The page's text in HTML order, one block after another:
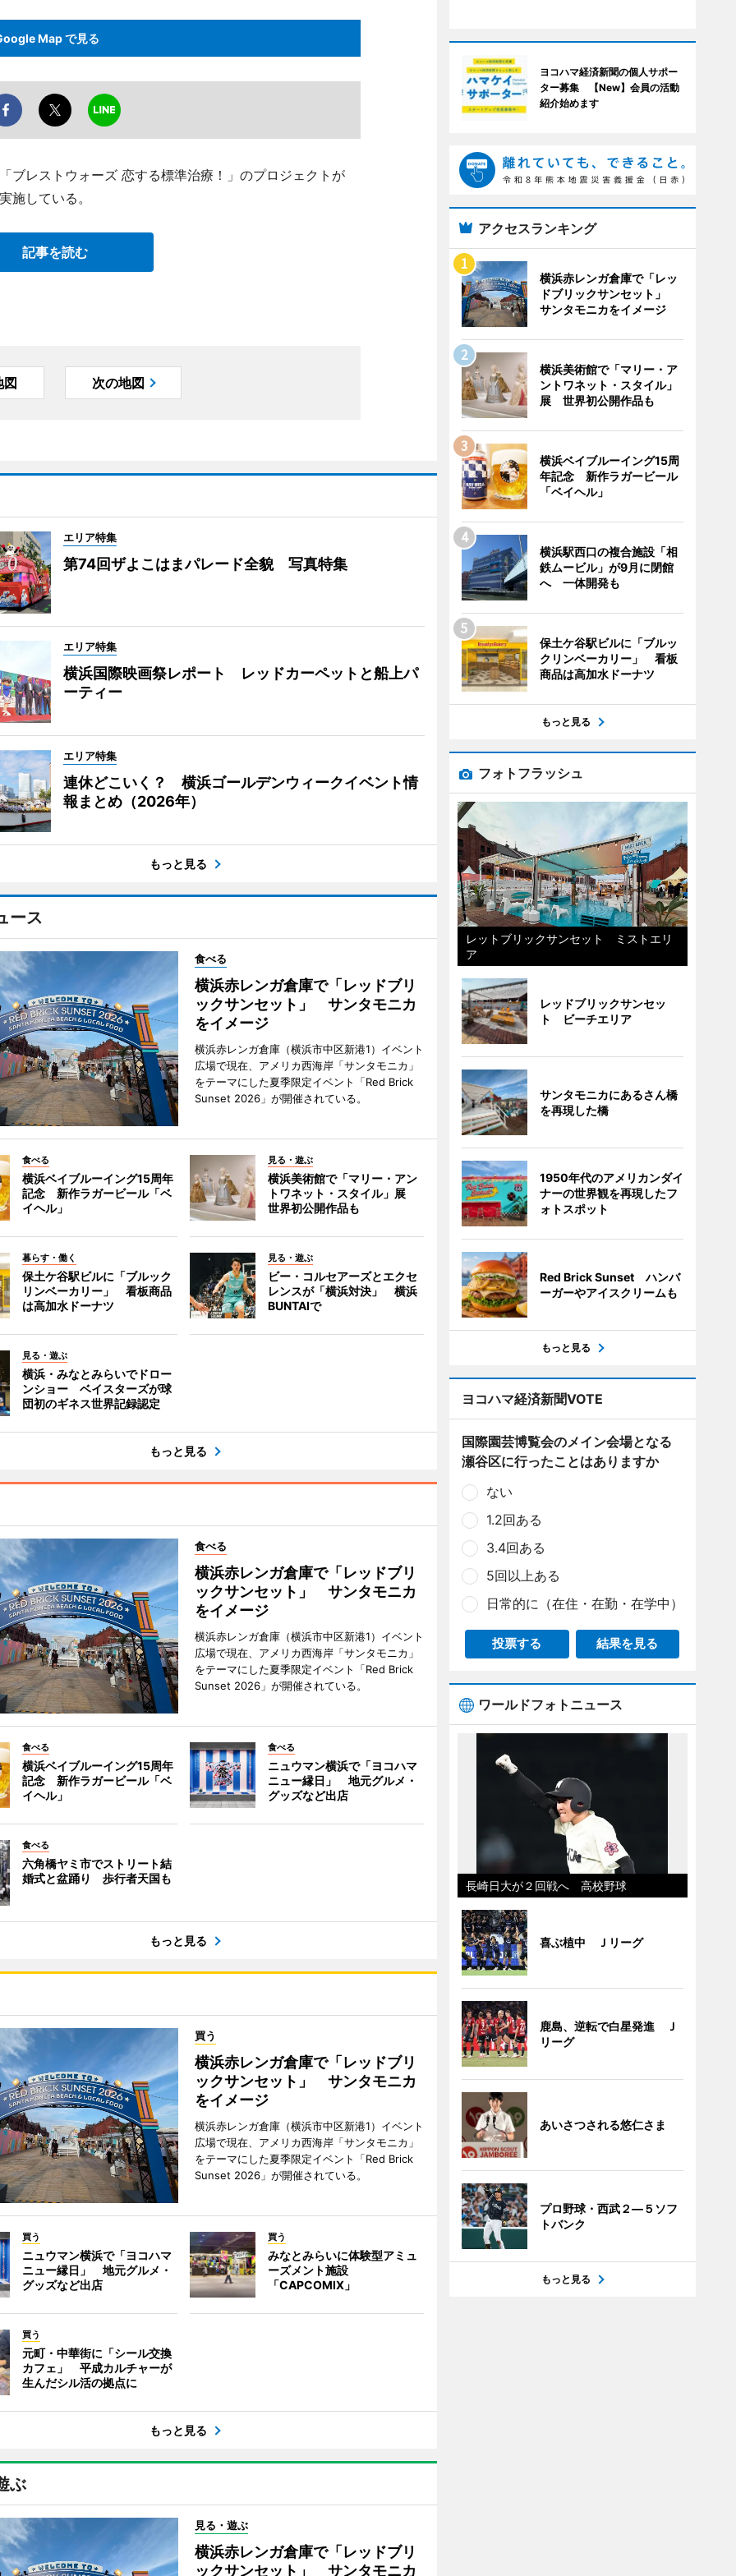
Map で見る
ブレストウォーズ 恋する標準治療！」のプロジェクトが
施している。
記事を読む
図 次の地図
エリア特集
第74回ザよこはまパレード全貌 写真特集
エリア特集
横浜国際映画祭レポート レッドカーペットと船上パ
ーティー
エリア特集
連休どこいく？ 横浜ゴールデンウィークイベント情
報まとめ（2026年）
もっと見る
ース
食べる
横浜赤レンガ倉庫で「レッドブリ
ックサンセット」 サンタモニカ
をイメージ
横浜赤レンガ倉庫（横浜市中区新港1）イベント
広場で現在、アメリカ西海岸「サンタモニカ」
をテーマにした夏季限定イベント「Red Brick
Sunset 2026」が開催されている。
食べる
横浜ベイブルーイング15周年
記念 新作ラガービール「ベ
イヘル」
見る・遊ぶ
横浜美術館で「マリー・アン
トワネット・スタイル」展
世界初公開作品も
暮らす・働く
保土ケ谷駅ビルに「ブルック
リンベーカリー」 看板商品
は高加水ドーナツ
見る・遊ぶ
ビー・コルセアーズとエクセ
レンスが「横浜対決」 横浜
BUNTAIで
見る・遊ぶ
横浜・みなとみらいでドロー
ンショー ベイスターズが球
団初のギネス世界記録認定
もっと見る
食べる
横浜赤レンガ倉庫で「レッドブリ
ックサンセット」 サンタモニカ
をイメージ
横浜赤レンガ倉庫（横浜市中区新港1）イベント
広場で現在、アメリカ西海岸「サンタモニカ」
をテーマにした夏季限定イベント「Red Brick
Sunset 2026」が開催されている。
食べる
横浜ベイブルーイング15周年
記念 新作ラガービール「ベ
イヘル」
食べる
ニュウマン横浜で「ヨコハマ
ニュー縁日」 地元グルメ・
グッズなど出店
食べる
六角橋ヤミ市でストリート結
婚式と盆踊り 歩行者天国も
もっと見る
買う
横浜赤レンガ倉庫で「レッドブリ
ックサンセット」 サンタモニカ
をイメージ
横浜赤レンガ倉庫（横浜市中区新港1）イベント
広場で現在、アメリカ西海岸「サンタモニカ」
をテーマにした夏季限定イベント「Red Brick
Sunset 2026」が開催されている。
買う
ニュウマン横浜で「ヨコハマ
ニュー縁日」 地元グルメ・
グッズなど出店
買う
みなとみらいに体験型アミュ
ーズメント施設
「CAPCOMIX」
買う
元町・中華街に「シール交換
カフェ」 平成カルチャーが
生んだシル活の拠点に
もっと見る
ぶ
見る・遊ぶ
横浜赤レンガ倉庫で「レッドブリ
ックサンセット」 サンタモニカ
ヨコハマ経済新聞の個人サポー
ター募集 【New】会員の活動
紹介始めます
アクセスランキング
横浜赤レンガ倉庫で「レッ
ドブリックサンセット」
サンタモニカをイメージ
横浜美術館で「マリー・ア
ントワネット・スタイル」
展 世界初公開作品も
横浜ベイブルーイング15周
年記念 新作ラガービール
「ベイヘル」
横浜駅西口の複合施設「相
鉄ムービル」が9月に閉館
へ 一体開発も
保土ケ谷駅ビルに「ブルッ
クリンベーカリー」 看板
商品は高加水ドーナツ
もっと見る
フォトフラッシュ
レットブリックサンセット ミストエリ
ア
レッドブリックサンセッ
ト ビーチエリア
サンタモニカにあるさん橋
を再現した橋
1950年代のアメリカンダイ
ナーの世界観を再現したフ
ォトスポット
Red Brick Sunset ハンバ
ーガーやアイスクリームも
もっと見る
ヨコハマ経済新聞VOTE
国際園芸博覧会のメイン会場となる
瀬谷区に行ったことはありますか
ない
1.2回ある
3.4回ある
5回以上ある
日常的に（在住・在勤・在学中）
投票する 結果を見る
ワールドフォトニュース
長崎日大が２回戦へ 高校野球
喜ぶ植中 Ｊリーグ
鹿島、逆転で白星発進 Ｊ
リーグ
あいさつされる悠仁さま
プロ野球・西武２―５ソフ
トバンク
もっと見る